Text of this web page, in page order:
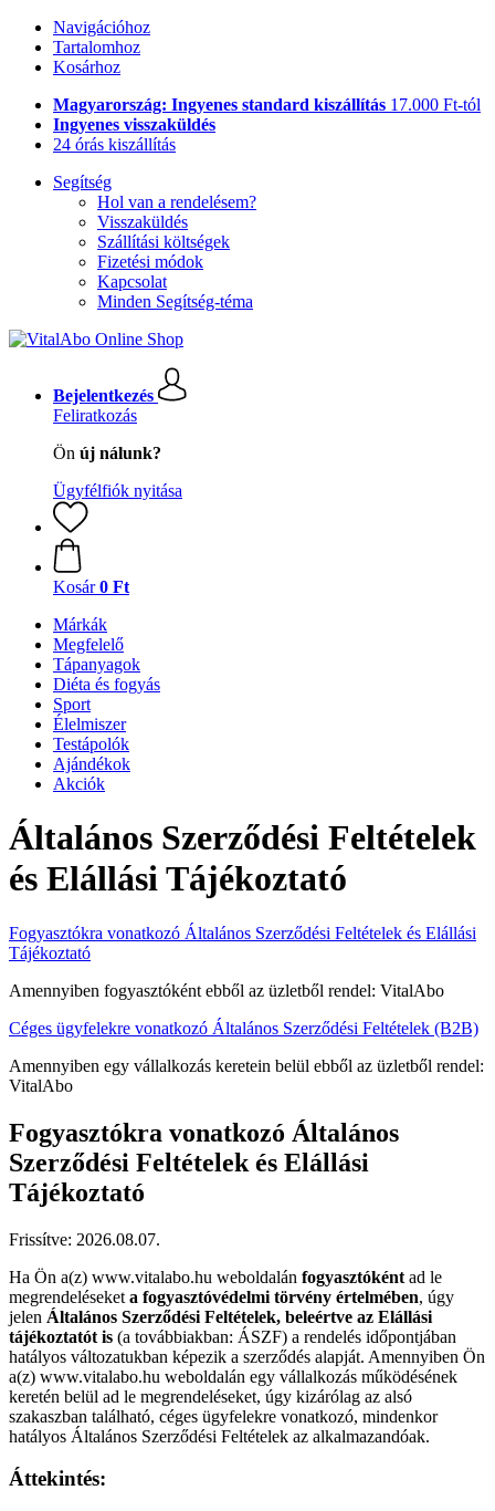
Navigációhoz
Tartalomhoz
Kosárhoz
Magyarország: Ingyenes standard kiszállítás 17.000 Ft-tól
Ingyenes visszaküldés
24 órás kiszállítás
Segítség
Hol van a rendelésem?
Visszaküldés
Szállítási költségek
Fizetési módok
Kapcsolat
Minden Segítség-téma
Bejelentkezés
Feliratkozás
Ön új nálunk?
Ügyfélfiók nyitása
Kosár 0 Ft
Márkák
Megfelelő
Tápanyagok
Diéta és fogyás
Sport
Élelmiszer
Testápolók
Ajándékok
Akciók
Általános Szerződési Feltételek
és Elállási Tájékoztató
Fogyasztókra vonatkozó Általános Szerződési Feltételek és Elállási
Tájékoztató
Amennyiben fogyasztóként ebből az üzletből rendel: VitalAbo
Céges ügyfelekre vonatkozó Általános Szerződési Feltételek (B2B)
Amennyiben egy vállalkozás keretein belül ebből az üzletből rendel:
VitalAbo
Fogyasztókra vonatkozó Általános
Szerződési Feltételek és Elállási
Tájékoztató
Frissítve: 2026.08.07.
Ha Ön a(z) www.vitalabo.hu weboldalán fogyasztóként ad le
megrendeléseket a fogyasztóvédelmi törvény értelmében, úgy
jelen Általános Szerződési Feltételek, beleértve az Elállási
tájékoztatót is (a továbbiakban: ÁSZF) a rendelés időpontjában
hatályos változatukban képezik a szerződés alapját. Amennyiben Ön
a(z) www.vitalabo.hu weboldalán egy vállalkozás működésének
keretén belül ad le megrendeléseket, úgy kizárólag az alsó
szakaszban található, céges ügyfelekre vonatkozó, mindenkor
hatályos Általános Szerződési Feltételek az alkalmazandóak.
Áttekintés: